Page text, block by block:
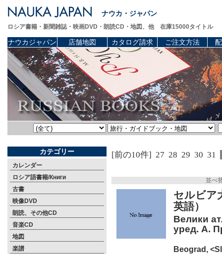
ナウカ・ジャパン
ロシア書籍・新聞雑誌・映画DVD・朗読CD・地図、他 在庫15000タイトル
ナウカジャパン 店舗地図 カタログ請求 ご注文方法
カテゴリー
カレンダー
ロシア語書籍/Книги
古書
映像DVD
朗読、その他CD
音楽CD
地図
楽譜
[前の10件] 27 28 29 30 31
並べ
セルビ
英語）
Велики
уред. А.
Beograd,